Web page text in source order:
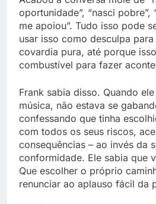
oportunidade”, “nasci pobre”,
me apoiou”. Tudo isso pode
usar isso como desculpa
covardia pura, até porque
combustível para fazer
Frank sabia disso. Quando
música, não estava se
confessando que tinha
com todos os seus riscos,
consequências – ao invés da
conformidade. Ele sabia que
Que escolher o próprio
renunciar ao aplauso fácil da